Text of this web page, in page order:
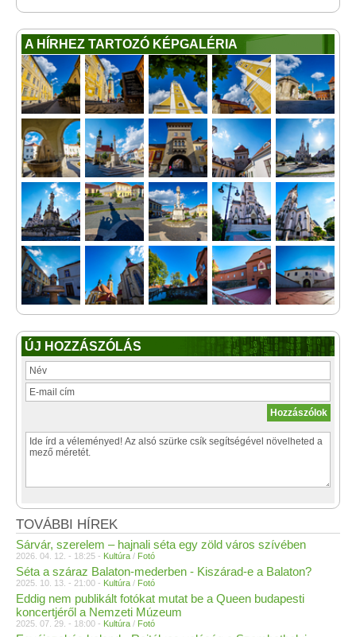
A HÍRHEZ TARTOZÓ KÉPGALÉRIA
ÚJ HOZZÁSZÓLÁS
TOVÁBBI HÍREK
Sárvár, szerelem – hajnali séta egy zöld város szívében
2026. 04. 12. - 18:25 - Kultúra / Fotó
Séta a száraz Balaton-mederben - Kiszárad-e a Balaton?
2025. 10. 13. - 21:00 - Kultúra / Fotó
Eddig nem publikált fotókat mutat be a Queen budapesti
koncertjéről a Nemzeti Múzeum
2025. 07. 29. - 18:00 - Kultúra / Fotó